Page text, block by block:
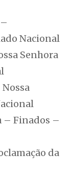
Nacional
Senhora
– Finados –
da